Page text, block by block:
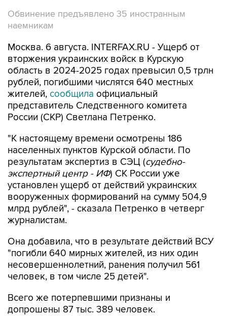
Обвинение предъявлено 35 иностранным
наемникам
Москва. 6 августа. INTERFAX.RU - Ущерб от
вторжения украинских войск в Курскую
область в 2024-2025 годах превысил 0,5 трлн
рублей, погибшими числятся 640 местных
жителей, сообщила официальный
представитель Следственного комитета
России (СКР) Светлана Петренко.
"К настоящему времени осмотрены 186
населенных пунктов Курской области. По
результатам экспертиз в СЭЦ (судебно-
экспертный центр - ИФ) СК России уже
установлен ущерб от действий украинских
вооруженных формирований на сумму 504,9
млрд рублей", - сказала Петренко в четверг
журналистам.
Она добавила, что в результате действий ВСУ
"погибли 640 мирных жителей, из них один
несовершеннолетний, ранения получил 561
человек, в том числе 25 детей".
Всего же потерпевшими признаны и
допрошены 87 тыс. 389 человек.